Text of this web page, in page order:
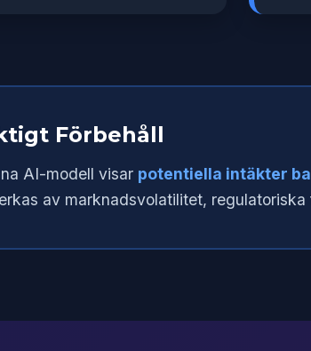
Förbehåll
AI-modell visar potentiella intäkter
av marknadsvolatilitet,